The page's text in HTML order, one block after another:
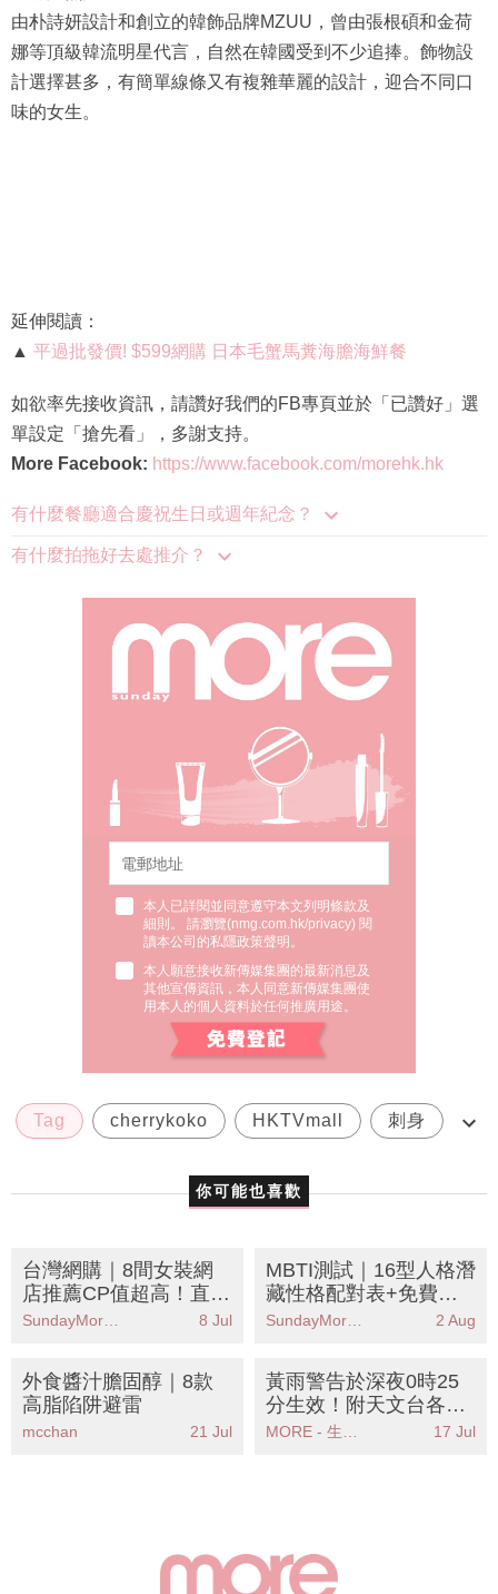
由朴詩妍設計和創立的韓飾品牌MZUU，曾由張根碩和金荷
娜等頂級韓流明星代言，自然在韓國受到不少追捧。飾物設
計選擇甚多，有簡單線條又有複雜華麗的設計，迎合不同口
味的女生。
延伸閱讀：
平過批發價! $599網購 日本毛蟹馬糞海膽海鮮餐
如欲率先接收資訊，請讚好我們的FB專頁並於「已讚好」選
單設定「搶先看」，多謝支持。
More Facebook: https://www.facebook.com/morehk.hk
有什麼餐廳適合慶祝生日或週年紀念？
有什麼拍拖好去處推介？
細則。 請瀏覽(nmg.com.hk/privacy) 閱
讀本公司的私隱政策聲明。
其他宣傳資訊，本人同意新傳媒集團使
用本人的個人資料於任何推廣用途。
Tag cherrykoko HKTVmall 刺身
你可能也喜歡
台灣網購｜8間女裝網
店推薦CP值超高！直送
香港隨時增文青感！
SundayMore編輯部
MBTI測試｜16型人格潛
藏性格配對表+免費職
業性格測驗
SundayMore編輯部 2 Aug
外食醬汁膽固醇｜8款
高脂陷阱避雷
mcchan
黃雨警告於深夜0時25
分生效！附天文台各區
雨量分佈圖
MORE - 生活品味